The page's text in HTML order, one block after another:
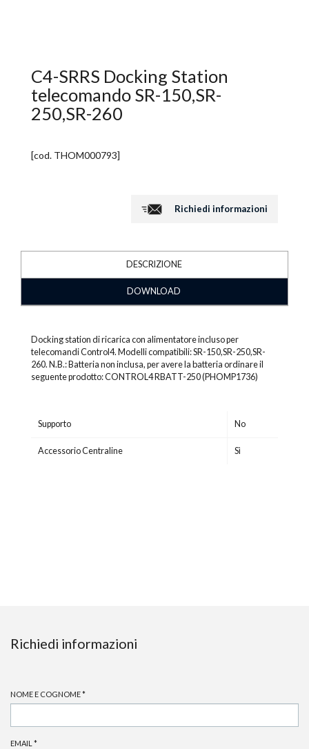
C4-SRRS Docking Station
telecomando SR-150,SR-
250,SR-260
[cod. THOM000793]
Richiedi informazioni
DESCRIZIONE
DOWNLOAD
Docking station di ricarica con alimentatore incluso per
telecomandi Control4. Modelli compatibili: SR-150,SR-250,SR-
260. N.B.: Batteria non inclusa, per avere la batteria ordinare il
seguente prodotto: CONTROL4 RBATT-250 (PHOMP1736)
Supporto No
Accessorio Centraline Sì
Richiedi informazioni
NOME E COGNOME*
EMAIL *